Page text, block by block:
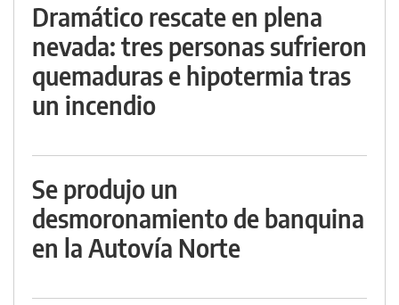
Dramático rescate en plena
nevada: tres personas sufrieron
quemaduras e hipotermia tras
un incendio
Se produjo un
desmoronamiento de banquina
en la Autovía Norte